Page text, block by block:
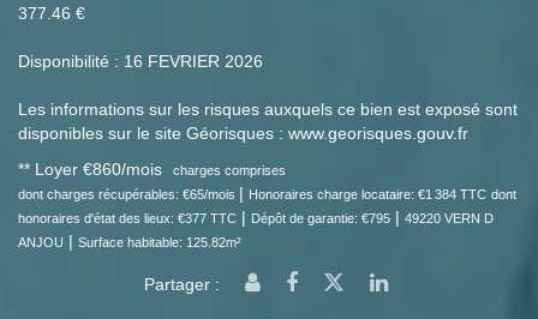
377.46 €
Disponibilité : 16 FEVRIER 2026
Les informations sur les risques auxquels ce bien est exposé sont
disponibles sur le site Géorisques : www.georisques.gouv.fr
** Loyer €860/mois
charges comprises
dont charges récupérables: €65/mois | Honoraires charge locataire: €1 384 TTC dont
honoraires d'état des lieux: €377 TTC | Dépôt de garantie: €795 | 49220 VERN D
ANJOU | Surface habitable: 125.82m²
Partager :